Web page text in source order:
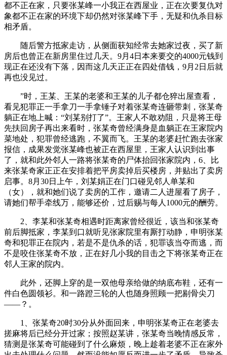
都不正在家，只要张某峰一小我正在西屋业，正在次要复仇对
象都不正在家的环境下却仍然对张某峰下手，无疑和仇杀目标
相矛盾。
随后警方抵家走访，从侧面获知经常去她家过夜，买了新
房后也曾正在新房里住过几天。9月4日本来要交的4000元钱到
现正在还没有下落，因而这几天正正在四处借钱，9月2日后就
再也没见过。
”时，王某、王某的老婆和王某的儿子都仓猝出屋查看，
看见犯罪正一手拿刀一手拿锤子对着张某奇连砸带刺，张某奇
躺正在地上喊：“刘某别打了”。王家人不敢劝阻，只是将王母
先扶回房子再出来看时，张某奇曾经满身是血躺正在王家院内
菜地处，犯罪曾经逃跑，不翼而飞。王某的老婆赶忙跑去张家
报信，成果发觉张某峰也被正在西屋里，王家人认识到出事
了，就和此外邻人一路将张某奇的尸体抬回张家院内，6、比
来张某奇家正正在安排着把平房卖掉后买楼房，并贴出了卖房
启事。8月30日上午，刘某娟正在门口碰见邻人单某和
（女），就和她们说了卖房的工作，邀请二人进屋看了房子，
请她们帮手牵线万，能够还价，过后赐与每人1000元的酬劳。
2、李某和张某奇相遇时距离家曾经很近，该当和张某奇
前后脚抵家，李某到口就听见张家院里有厮打动静，申明张某
奇和犯罪正在院内，若是不是仇杀的话，犯罪该当夺而逃，而
不是咬住张某奇不放，正在好几小我的目击之下将张某奇正在
邻人王家的院内。
此外，还脚上穿的是一双他母亲给做的纳底布鞋，还有一
件白色圆领衫。和一路蹬三轮的人也随身照顾一把剔骨尖刀
——？。
1、张某奇20时30分从外面回来，申明张某奇正在老婆去
搓麻将后已经分开过家；按照赵某讲，张某奇当晚情感反常，
猜测是张某奇可能碰到了什么麻烦，晚上趁着老婆不正在家外